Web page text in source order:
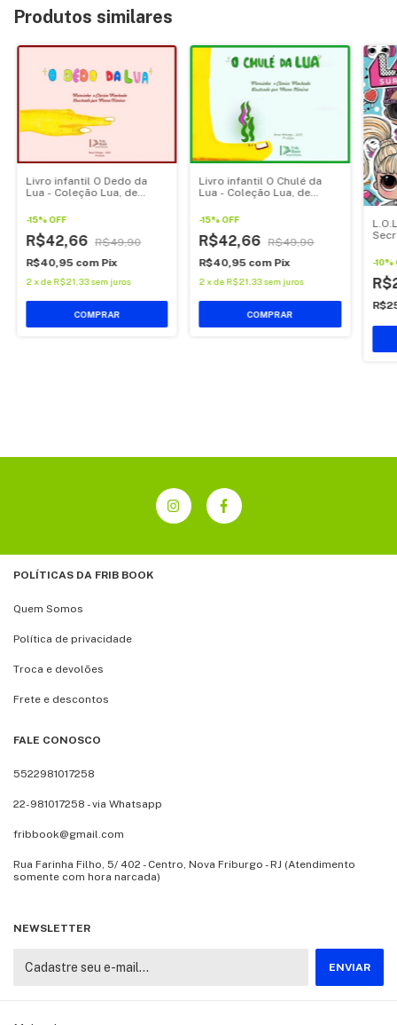
Produtos similares
Livro infantil O Dedo da
Lua - Coleção Lua, de
-15%OFF
R$42,66 R$49,90
R$40,95 com Pix
2xdeR$21,33 sem juros
Livro infantil O Chulé da
Lua - Coleção Lua, de
-15%OFF
R$42,66
R$49,90
R$40,95 com Pix
2 xdeR$21,33 sem juros
-10%
POLÍTICAS DA FRIB BOOK
Quem Somos
Política de privacidade
Troca e devolões
Frete e descontos
FALE CONOSCO
5522981017258
22-981017258 - via Whatsapp
fribbook@gmail.com
Rua Farinha Filho, 5/ 402 - Centro, Nova Friburgo - RJ (Atendimento
somente com hora narcada)
NEWSLETTER